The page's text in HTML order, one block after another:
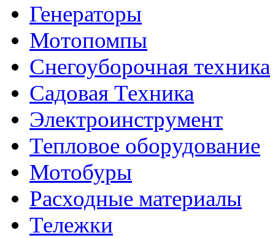
Генераторы
Мотопомпы
Снегоуборочная техника
Садовая Техника
Электроинструмент
Тепловое оборудование
Мотобуры
Расходные материалы
Тележки